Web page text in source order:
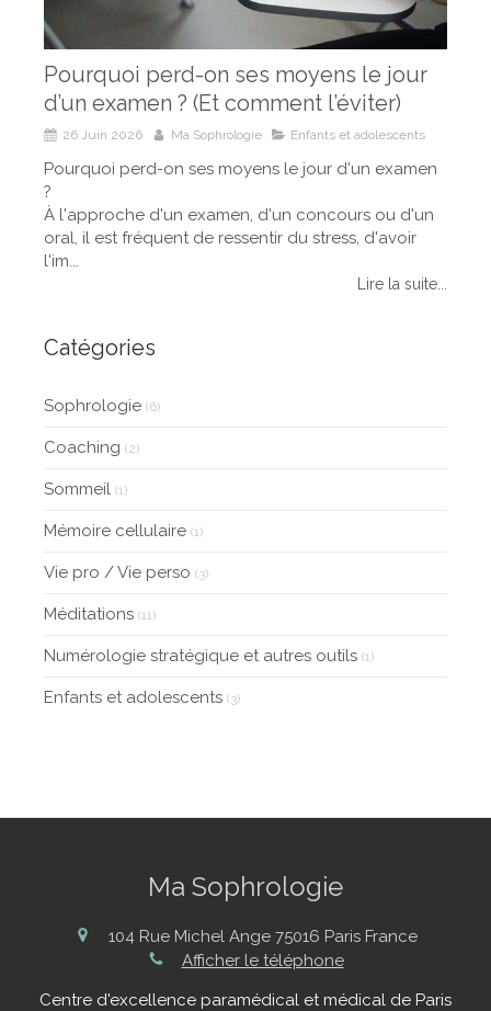
Pourquoi perd-on ses moyens le jour
d’un examen ? (Et comment l’éviter)
26 Juin 2026 Ma Sophrologie Enfants et adolescents
Pourquoi perd-on ses moyens le jour d'un examen
?
À l'approche d'un examen, d'un concours ou d'un
oral, il est fréquent de ressentir du stress, d'avoir
l'im...
Lire la suite...
Catégories
Sophrologie (6)
Coaching (2)
Sommeil (1)
Mémoire cellulaire (1)
Vie pro / Vie perso (3)
Méditations (11)
Numérologie stratégique et autres outils (1)
Enfants et adolescents (3)
Ma Sophrologie
104 Rue Michel Ange 75016 Paris France
Afficher le téléphone
Centre d'excellence paramédical et médical de Paris